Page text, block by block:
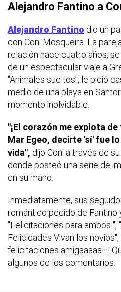
Alejandro Fantino a
Alejandro Fantino dio un
con Coni Mosqueira. La
relación hace cuatro años,
de un espectacular viaje a
"Animales sueltos", le pidió
medio de una playa en
momento inolvidable.
"¡El corazón me explota
Mar Egeo, decirte 'sí' fue
vida", dijo Coni a través de
donde posteó una serie de
en su mano.
Inmediatamente, sus
romántico pedido de Fantino
"Felicitaciones para ambos!",
Felicidades Vivan los
felicitaciones amigaaaaa!!!!
algunos de los comentarios.